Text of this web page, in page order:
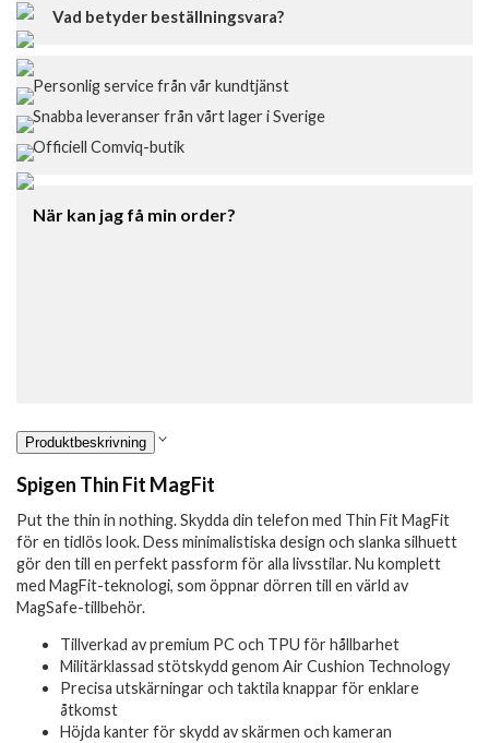
Vad betyder beställningsvara?
Personlig service från vår kundtjänst
Snabba leveranser från vårt lager i Sverige
Officiell Comviq-butik
När kan jag få min order?
Produktbeskrivning
Spigen Thin Fit MagFit
Put the thin in nothing. Skydda din telefon med Thin Fit MagFit
för en tidlös look. Dess minimalistiska design och slanka silhuett
gör den till en perfekt passform för alla livsstilar. Nu komplett
med MagFit-teknologi, som öppnar dörren till en värld av
MagSafe-tillbehör.
Tillverkad av premium PC och TPU för hållbarhet
Militärklassad stötskydd genom Air Cushion Technology
Precisa utskärningar och taktila knappar för enklare
åtkomst
Höjda kanter för skydd av skärmen och kameran